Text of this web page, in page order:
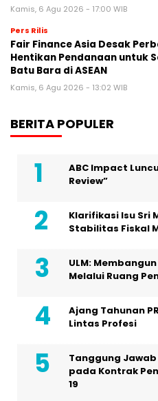
Kamis, 6 Agu 2026 - 17:00 WIB
Pers Rilis
Fair Finance Asia Desak
Hentikan Pendanaan untuk
Batu Bara di ASEAN
Kamis, 6 Agu 2026 - 13:02 WIB
BERITA POPULER
ABC Impact
Review”
Klarifikasi Isu Sri
Stabilitas Fiskal
ULM:
Melalui Ruang
Ajang Tahunan
Lintas Profesi
Tanggung Jawab
pada Kontrak
19